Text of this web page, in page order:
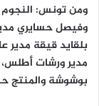
ومن تونس: النجوم
وفيصل حسايري
بلقايد قيقة مدير
مدير ورشات أطلس،
بوشوشة والمنتج